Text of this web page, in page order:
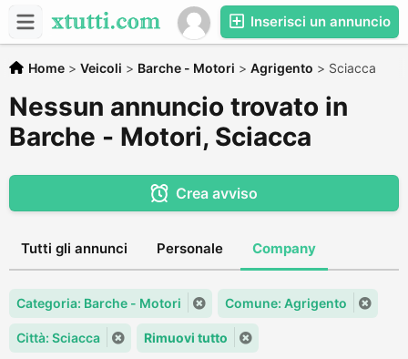
Inserisci un annuncio
Home > Veicoli > Barche - Motori > Agrigento > Sciacca
Nessun annuncio trovato in
Barche - Motori, Sciacca
Crea avviso
Tutti gli annunci Personale Company
Categoria: Barche - Motori Comune: Agrigento
Città: Sciacca Rimuovi tutto